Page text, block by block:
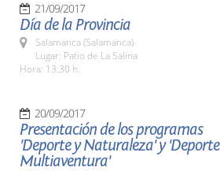
21/09/2017
Día de la Provincia
Salamanca (Salamanca)
Lugar: Patio de La Salina
Hora: 13:30 h.
20/09/2017
Presentación de los programas
'Deporte y Naturaleza' y 'Deporte
Multiaventura'